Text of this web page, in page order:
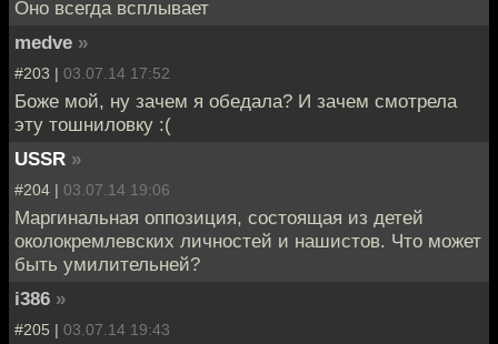
Оно всегда всплывает
medve »
#203 | 03.07.14 17:52
Боже мой, ну зачем я обедала? И зачем смотрела
эту тошниловку :(
USSR »
#204 | 03.07.14 19:06
Маргинальная оппозиция, состоящая из детей
околокремлевских личностей и нашистов. Что может
быть умилительней?
i386 »
#205 | 03.07.14 19:43